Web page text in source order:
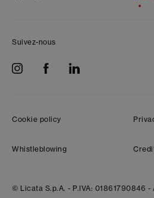
Suivez-nous
Cookie policy
Whistleblowing
© Licata S.p.A. - P.IVA: 01861790846 -